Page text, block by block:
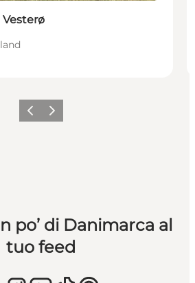
Precedente
Avanti
po’ di Danimarca al
tuo feed